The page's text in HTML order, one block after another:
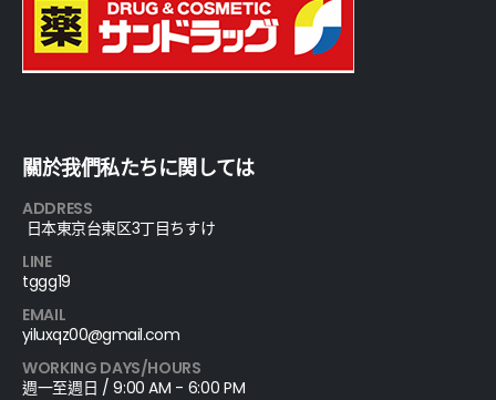
關於我們私たちに関しては
ADDRESS
日本東京台東区3丁目ちすけ
LINE
tggg19
EMAIL
yiluxqz00@gmail.com
WORKING DAYS/HOURS
週一至週日 / 9:00 AM - 6:00 PM